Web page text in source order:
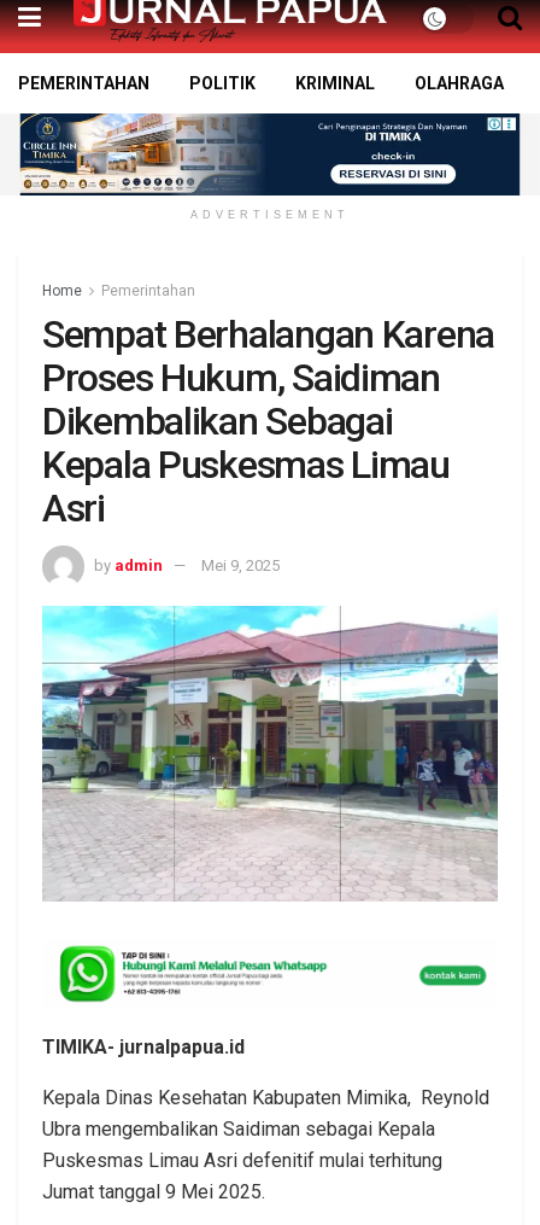
PEMERINTAHAN POLITIK KRIMINAL OLAHRAGA
ADVERTISEMENT
Home Pemerintahan
Sempat Berhalangan Karena
Proses Hukum, Saidiman
Dikembalikan Sebagai
Kepala Puskesmas Limau
Asri
by admin Mei 9, 2025
TIMIKA- jurnalpapua.id
Kepala Dinas Kesehatan Kabupaten Mimika, Reynold
Ubra mengembalikan Saidiman sebagai Kepala
Puskesmas Limau Asri defenitif mulai terhitung
Jumat tanggal 9 Mei 2025.